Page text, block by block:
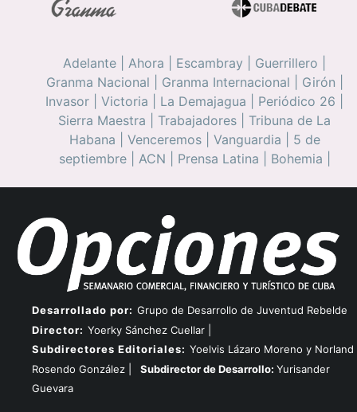
Adelante Ahora Escambray Guerrillero
Granma Nacional
Granma Internacional Girón
Invasor
Victoria La Demajagua Periódico 26
Sierra Maestra
Trabajadores
Tribuna de La
Habana
Venceremos| Vanguardia
5 de
septiembre| ACN Prensa Latina Bohemia
Desarrollado por: Grupo de Desarrollo de Juventud Rebelde
Director: Yoerky Sánchez Cuellar |
Subdirectores Editoriales: Yoelvis Lázaro Moreno y Norland
Rosendo González |
Subdirector de Desarrollo: Yurisander
Guevara